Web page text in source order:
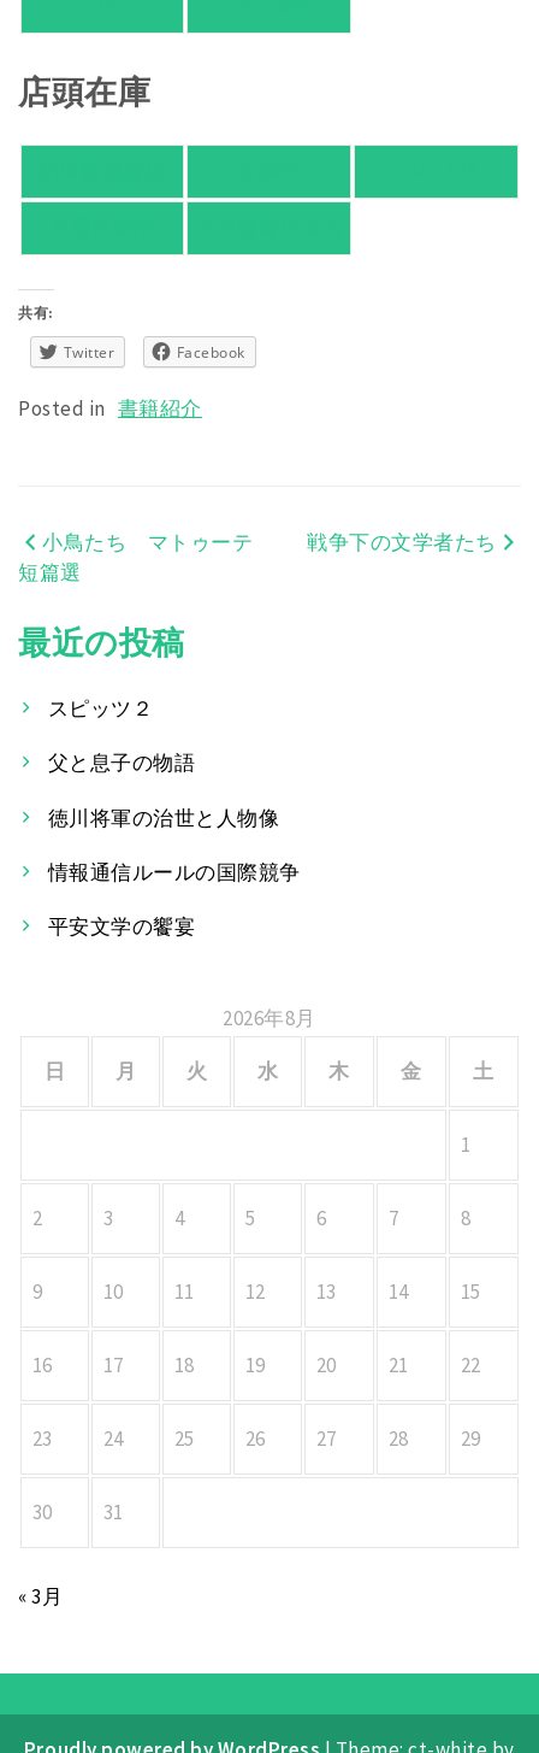
店頭在庫
共有:
Twitter Facebook
Posted in 書籍紹介
投
ナ
ビ
シ
ョ
ン
小鳥たち マトゥーテ
短篇選
戦争下の文学者たち
最近の投稿
スピッツ２
父と息子の物語
徳川将軍の治世と人物像
情報通信ルールの国際競争
平安文学の饗宴
2026年8月
日
月 火 水 木 金 土
1
2 3 4 5 6 7 8
9 10 11 12 13 14 15
16 17 18 19 20 21 22
23 24 25 26 27 28 29
30 31
« 3月